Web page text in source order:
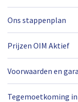
Ons stappenplan
Prijzen OIM Aktief
Voorwaarden en
Tegemoetkoming